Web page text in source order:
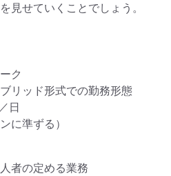
見せていくことでしょう。
ク
リッド形式での勤務形態
日
に準ずる）
者の定める業務